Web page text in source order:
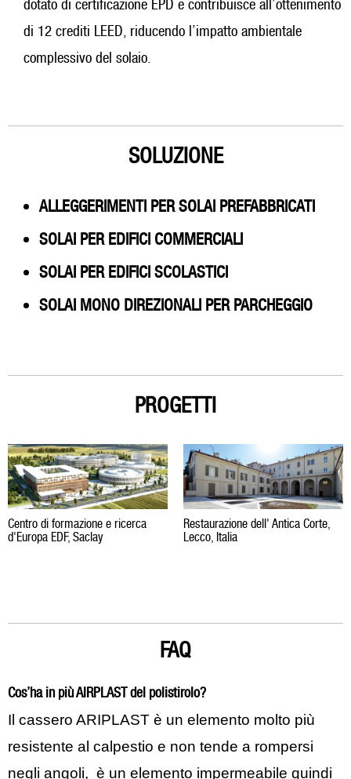
dotato di certificazione EPD e contribuisce all’ottenimento
di 12 crediti LEED, riducendo l’impatto ambientale
complessivo del solaio.
SOLUZIONE
ALLEGGERIMENTI PER SOLAI PREFABBRICATI
SOLAI PER EDIFICI COMMERCIALI
SOLAI PER EDIFICI SCOLASTICI
SOLAI MONO DIREZIONALI PER PARCHEGGIO
PROGETTI
Centro di formazione e ricerca
d'Europa EDF, Saclay
Restaurazione dell' Antica Corte,
Lecco, Italia
FAQ
Cos’ha in più AIRPLAST del polistirolo?
Il cassero ARIPLAST è un elemento molto più
resistente al calpestio e non tende a rompersi
negli angoli, è un elemento impermeabile quindi